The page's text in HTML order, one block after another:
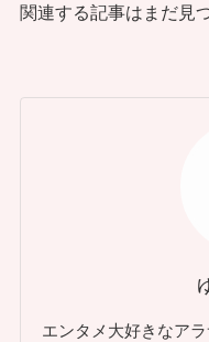
関連する記事はまだ見
エンタメ大好きなアラ